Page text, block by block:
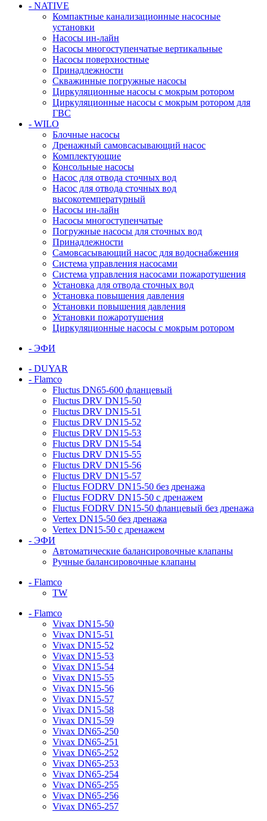
- NATIVE
Компактные канализационные насосные
установки
Насосы ин-лайн
Насосы многоступенчатые вертикальные
Насосы поверхностные
Принадлежности
Скважинные погружные насосы
Циркуляционные насосы с мокрым ротором
Циркуляционные насосы с мокрым ротором для
ГВС
- WILO
Блочные насосы
Дренажный самовсасывающий насос
Комплектующие
Консольные насосы
Насос для отвода сточных вод
Насос для отвода сточных вод
высокотемпературный
Насосы ин-лайн
Насосы многоступенчатые
Погружные насосы для сточных вод
Принадлежности
Самовсасывающий насос для водоснабжения
Система управления насосами
Система управления насосами пожаротушения
Установка для отвода сточных вод
Установка повышения давления
Установки повышения давления
Установки пожаротушения
Циркуляционные насосы с мокрым ротором
- ЭФИ
- DUYAR
- Flamco
Fluctus DN65-600 фланцевый
Fluctus DRV DN15-50
Fluctus DRV DN15-51
Fluctus DRV DN15-52
Fluctus DRV DN15-53
Fluctus DRV DN15-54
Fluctus DRV DN15-55
Fluctus DRV DN15-56
Fluctus DRV DN15-57
Fluctus FODRV DN15-50 без дренажа
Fluctus FODRV DN15-50 с дренажем
Fluctus FODRV DN15-50 фланцевый без дренажа
Vertex DN15-50 без дренажа
Vertex DN15-50 с дренажем
- ЭФИ
Автоматические балансировочные клапаны
Ручные балансировочные клапаны
- Flamco
TW
- Flamco
Vivax DN15-50
Vivax DN15-51
Vivax DN15-52
Vivax DN15-53
Vivax DN15-54
Vivax DN15-55
Vivax DN15-56
Vivax DN15-57
Vivax DN15-58
Vivax DN15-59
Vivax DN65-250
Vivax DN65-251
Vivax DN65-252
Vivax DN65-253
Vivax DN65-254
Vivax DN65-255
Vivax DN65-256
Vivax DN65-257